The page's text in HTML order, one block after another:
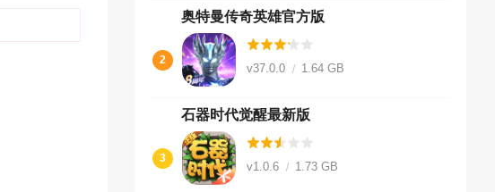
奥特曼传奇英雄官方版
2
v37.0.0 1.64 GB
石器时代觉醒最新版
3
v1.0.6 1.73 GB